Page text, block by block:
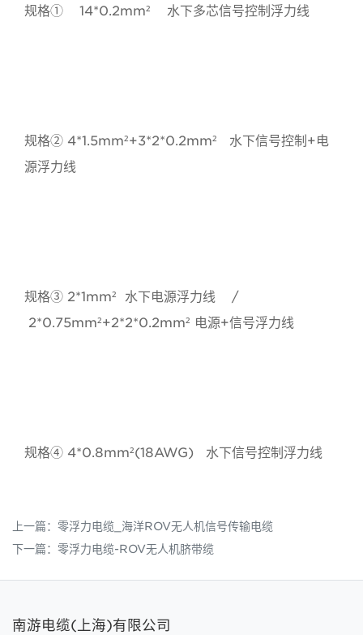
规格① 14*0.2mm² 水下多芯信号控制浮力线
规格② 4*1.5mm²+3*2*0.2mm² 水下信号控制+电
源浮力线
规格③ 2*1mm² 水下电源浮力线 /
2*0.75mm²+2*2*0.2mm² 电源+信号浮力线
规格④ 4*0.8mm²(18AWG) 水下信号控制浮力线
上一篇： 零浮力电缆_海洋ROV无人机信号传输电缆
下一篇： 零浮力电缆-ROV无人机脐带缆
南游电缆(上海)有限公司